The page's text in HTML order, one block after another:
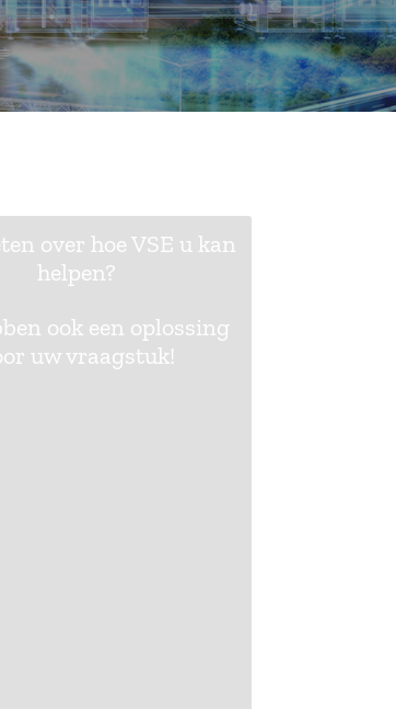
over hoe VSE u kan
helpen?
ook een oplossing
uw vraagstuk!